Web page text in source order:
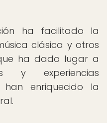
ha facilitado la
clásica y otros
ha dado lugar a
y experiencias
han enriquecido la